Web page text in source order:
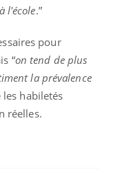
l'école.”
pour
“on tend de plus
la prévalence
habiletés
réelles.